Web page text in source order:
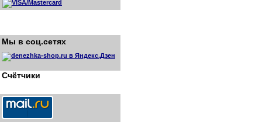
Мы в соц.сетях
Счётчики